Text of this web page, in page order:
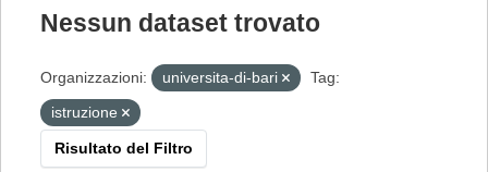
Nessun dataset trovato
Organizzazioni: universita-di-bari
Tag:
istruzione
Risultato del Filtro